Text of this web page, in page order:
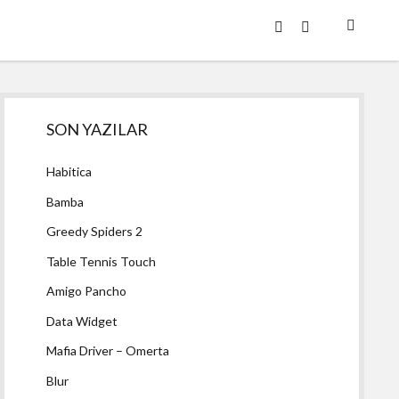
twitterfacebook
Yan
Menü
SON YAZILAR
Habitica
Bamba
Greedy Spiders 2
Table Tennis Touch
Amigo Pancho
Data Widget
Mafia Driver – Omerta
Blur